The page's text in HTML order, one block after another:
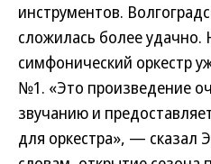
инструментов.
сложилась более удачно.
симфонический оркестр
№1. «Это произведение
звучанию и
для оркестра», — сказал